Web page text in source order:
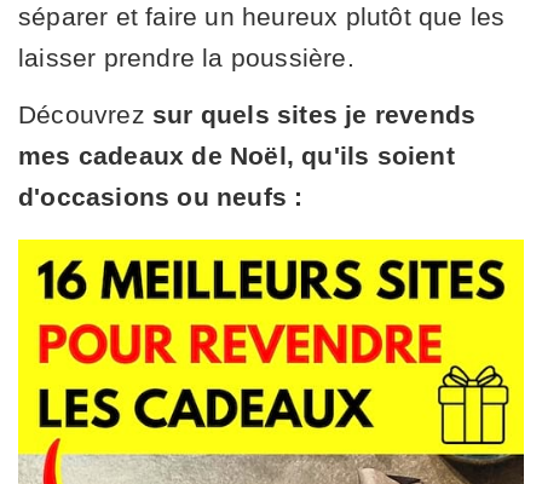
séparer et faire un heureux plutôt que les
laisser prendre la poussière.
Découvrez sur quels sites je revends
mes cadeaux de Noël, qu'ils soient
d'occasions ou neufs :